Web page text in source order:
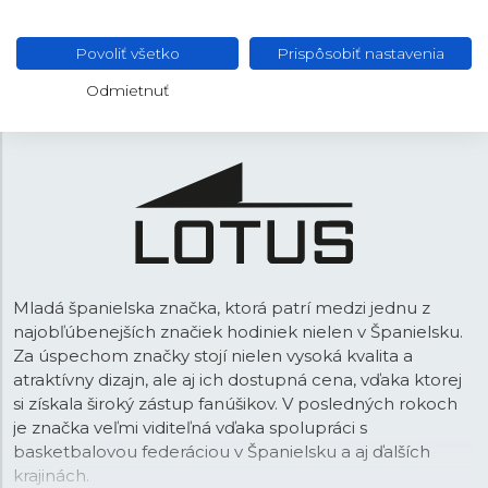
Preklápacia
Mladá španielska značka, ktorá patrí medzi jednu z
najobľúbenejších značiek hodiniek nielen v Španielsku.
Za úspechom značky stojí nielen vysoká kvalita a
atraktívny dizajn, ale aj ich dostupná cena, vďaka ktorej
si získala široký zástup fanúšikov. V posledných rokoch
je značka veľmi viditeľná vďaka spolupráci s
basketbalovou federáciou v Španielsku a aj ďalších
krajinách.
Povoliť všetko Prispôsobiť nastavenia
Odmietnuť